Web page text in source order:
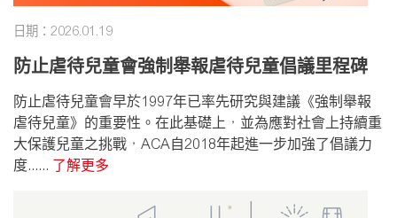
日期：2026.01.19
防止虐待兒童會強制舉報虐待兒童倡議里程碑
防止虐待兒童會早於1997年已率先研究與建議《強制舉報
虐待兒童》的重要性。在此基礎上，並為應對社會上持續重
大保護兒童之挑戰，ACA自2018年起進一步加強了倡議力
度...... 了解更多